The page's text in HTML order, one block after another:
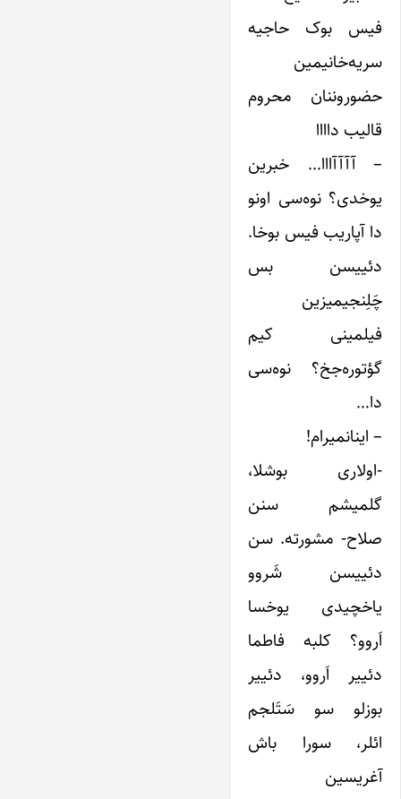
فیس بوک حاجیه
سریه‌خانیمین
حضوروننان محروم
قالیب داااا
– آآآآااا… خبرین
یوخدی؟ نوه‌سی اونو
دا آپاریب فیس بوخا.
دئییسن بس
چَلِنجیمیزین
فیلمینی کیم
گؤتوره‌جخ؟ نوه‌سی
دا…
– اینانمیرام!
-اولاری بوشلا،
گلمیشم سنن
صلاح- مشورته. سن
دئییسن شَروو
یاخچیدی یوخسا
اَروو؟ کلبه فاطما
دئییر اَروو، دئییر
بوزلو سو سَتَلجم
ائلر، سورا باش
آغریسین